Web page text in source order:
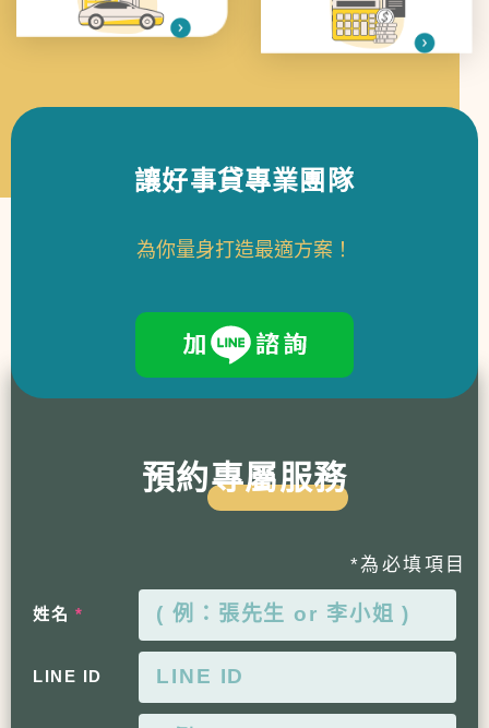
預約專屬服務
*為必填項目
姓名
LINE ID
讓好事貸專業團隊
為你量身打造最適方案！